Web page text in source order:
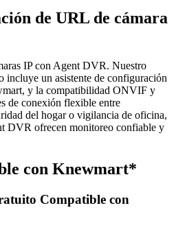
de URL de cámara
IP con Agent DVR. Nuestro
incluye un asistente de configuración
y la compatibilidad ONVIF y
de conexión flexible entre
del hogar o vigilancia de oficina,
DVR ofrecen monitoreo confiable y
con Knewmart*
Compatible con